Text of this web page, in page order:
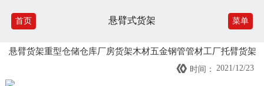
首页 悬臂式货架 菜单
悬臂货架重型仓储仓库厂房货架木材五金钢管管材工厂托臂货架
 时间： 2021/12/23